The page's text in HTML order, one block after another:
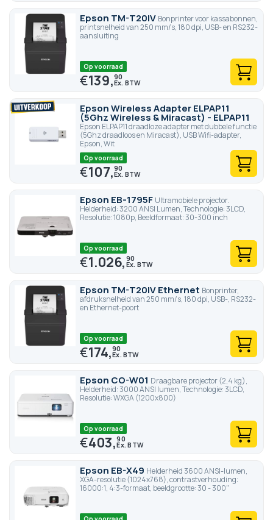
Epson TM-T20IV Bonprinter voor kassabonnen,
printsnelheid van 250 mm/s, 180 dpi, USB- en RS232-
aansluiting
Op voorraad
€139,90
Epson Wireless Adapter ELPAP11
(5Ghz Wireless & Miracast) - ELPAP11
Epson ELPAP11 draadloze adapter met dubbele functie
(5Ghz draadloos en Miracast), USB Wifi-adapter,
Epson, Wit
Op voorraad
€107,90
Epson EB-1795F Ultramobiele projector.
Helderheid: 3200 ANSI Lumen, Technologie: 3LCD,
Resolutie: 1080p, Beeldformaat: 30-300 inch
Op voorraad
€1.026,90
Epson TM-T20IV Ethernet Bonprinter,
afdruksnelheid van 250 mm/s, 180 dpi, USB-, RS232-
en Ethernet-poort
Op voorraad
€174,90
Epson CO-W01 Draagbare projector (2,4 kg),
Helderheid: 3000 ANSI lumen, Technologie: 3LCD,
Resolutie: WXGA (1200x800)
Op voorraad
€403,90
Epson EB-X49 Helderheid 3600 ANSI-lumen,
XGA-resolutie (1024x768), contrastverhouding:
16000:1, 4:3-formaat, beeldgrootte: 30 - 300"